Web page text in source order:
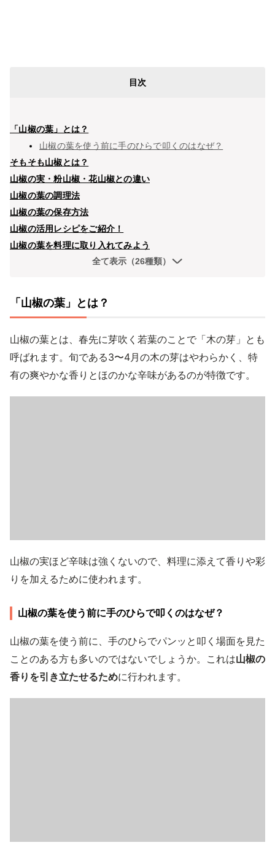
目次
「山椒の葉」とは？
山椒の葉を使う前に手のひらで叩くのはなぜ？
そもそも山椒とは？
山椒の実・粉山椒・花山椒との違い
山椒の葉の調理法
山椒の葉の保存方法
山椒の活用レシピをご紹介！
山椒の葉を料理に取り入れてみよう
全て表示（26種類）
「山椒の葉」とは？
山椒の葉とは、春先に芽吹く若葉のことで「木の芽」とも
呼ばれます。旬である3〜4月の木の芽はやわらかく、特
有の爽やかな香りとほのかな辛味があるのが特徴です。
山椒の実ほど辛味は強くないので、料理に添えて香りや彩
りを加えるために使われます。
山椒の葉を使う前に手のひらで叩くのはなぜ？
山椒の葉を使う前に、手のひらでパンッと叩く場面を見た
ことのある方も多いのではないでしょうか。これは山椒の
香りを引き立たせるために行われます。